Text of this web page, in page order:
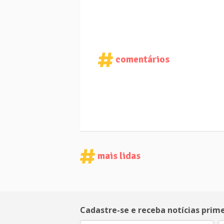
comentários
mais lidas
Cadastre-se e receba notícias